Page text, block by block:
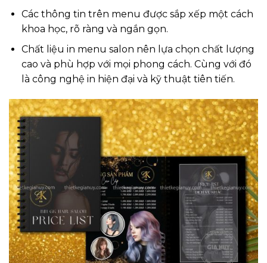
Các thông tin trên menu được sắp xếp một cách
khoa học, rõ ràng và ngắn gọn.
Chất liệu in menu salon nên lựa chọn chất lượng
cao và phù hợp với mọi phong cách. Cùng với đó
là công nghệ in hiện đại và kỹ thuật tiên tiến.